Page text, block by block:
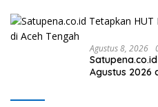
Agustus 8, 2026
Agustus 2026